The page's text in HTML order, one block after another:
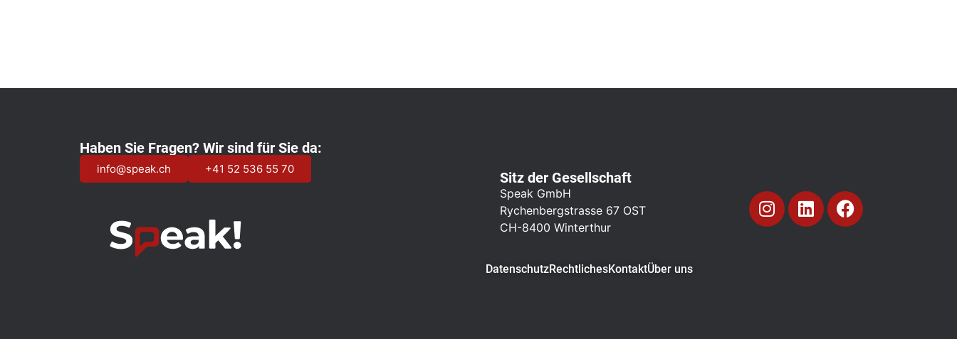
Haben Sie Fragen? Wir sind für Sie da:
info@speak.ch +41 52 536 55 70
Sitz der Gesellschaft
Speak GmbH
Rychenbergstrasse 67 OST
CH-8400 Winterthur
DatenschutzRechtlichesKontaktÜber uns